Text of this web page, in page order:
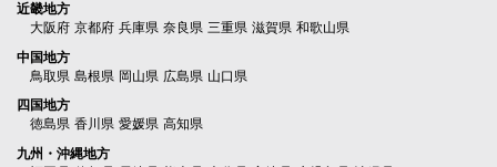
近畿地方
大阪府 京都府 兵庫県 奈良県 三重県 滋賀県 和歌山県
中国地方
鳥取県 島根県 岡山県 広島県 山口県
四国地方
徳島県 香川県 愛媛県 高知県
九州・沖縄地方